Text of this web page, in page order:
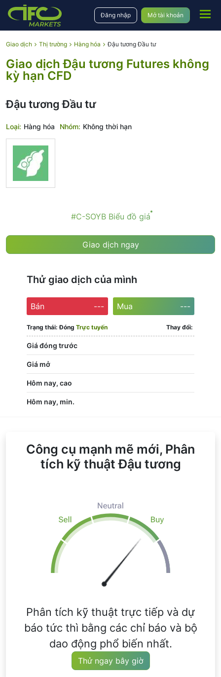
Đăng nhập Mở tài khoản
Giao dịch Thị trường Hàng hóa Đậu tương Đầu tư
Giao dịch Đậu tương Futures không
kỳ hạn CFD
Đậu tương Đầu tư
Loại: Hàng hóa Nhóm: Không thời hạn
#C-SOYB Biểu đồ giá
Giao dịch ngay
Thử giao dịch của mình
Bán --- Mua ---
Trạng thái: Đóng Trực tuyến Thay đổi:
Giá đóng trước
Giá mở
Hôm nay, cao
Hôm nay, min.
Công cụ mạnh mẽ mới, Phân
tích kỹ thuật Đậu tương
Phân tích kỹ thuật trực tiếp và dự
báo tức thì bằng các chỉ báo và bộ
dao động phổ biến nhất.
Thử ngay bây giờ